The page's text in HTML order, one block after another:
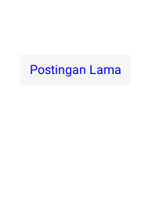
Postingan Lama